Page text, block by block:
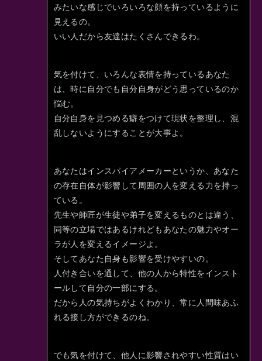
みたいな感じでいろいろな顔を持っているように
見えるの。
いい人だから友達はたくさんできるわ。
気を付けて、いろんな表情を持っているあなた
は、時に自分でも自分自身がどう思っているのか
悩む。
自分自身を見つめる癖をつけて現状を整理し、混
乱しないようにすることが大事よ。
あなたはインスパイアメーカーというか、あなた
の存在自体が影響して周囲の人を変える力を持っ
ている。
先生や師匠が生徒や弟子を変えるものとは違う、
同等の立場ではあるけれどもあなたの魅力やオー
ラが人を変えるイメージよ。
そしてあなた自身も影響を受けやすいの。
人付き合いを通して、他の人から特性をインスト
ールして自分の一部にする。
だから人の気持ちがよくわかり、常に人間味あふ
れる接し方ができるのね。
でも気を付けて、他人に影響されやすい性質はい